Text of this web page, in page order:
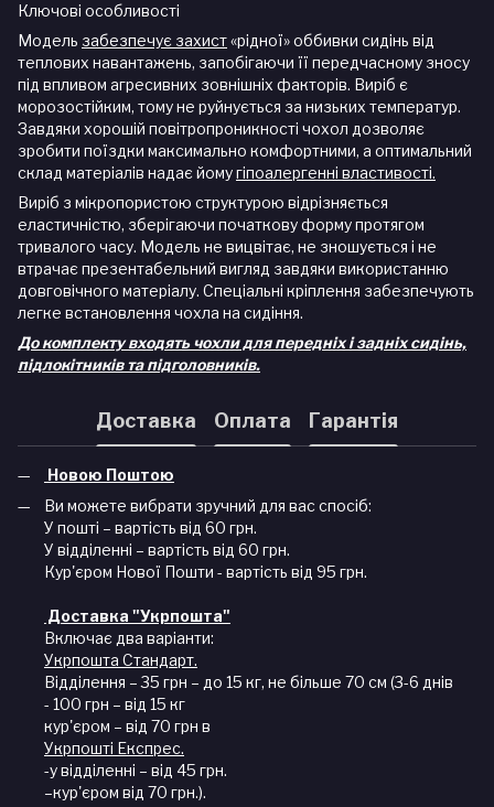
Ключові особливості
Модель забезпечує захист«рідної» оббивки сидінь від
теплових навантажень, запобігаючи її передчасному зносу
під впливом агресивних зовнішніх факторів. Виріб є
морозостійким, тому не руйнується за низьких температур.
Завдяки хорошій повітропроникності чохол дозволяє
зробити поїздки максимально комфортними, а оптимальний
склад матеріалів надає йомугіпоалергенні властивості.
Виріб з мікропористою структурою відрізняється
еластичністю, зберігаючи початкову форму протягом
тривалого часу. Модель не вицвітає, не зношується і не
втрачає презентабельний вигляд завдяки використанню
довговічного матеріалу. Спеціальні кріплення забезпечують
легке встановлення чохла на сидіння.
До комплекту входять чохли для передніх і задніх сидінь,
підлокітників та підголовників.
Доставка Оплата Гарантія
Новою Поштою
Ви можете вибрати зручний для вас спосіб:
У пошті – вартість від 60 грн.
У відділенні – вартість від 60 грн.
Кур'єром Нової Пошти - вартість від 95 грн.
Доставка "Укрпошта"
Включає два варіанти:
Укрпошта Стандарт.
Відділення – 35 грн – до 15 кг, не більше 70 см (3-6 днів
- 100 грн – від 15 кг
кур'єром – від 70 грн в
Укрпошті Експрес.
-у відділенні – від 45 грн.
–кур'єром від 70 грн.).